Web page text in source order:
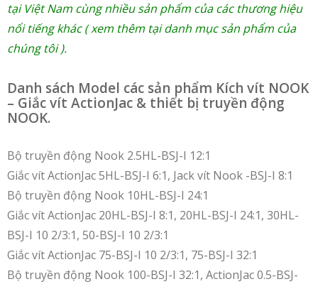
tại Việt Nam cùng nhiều sản phẩm của các thương hiệu
nổi tiếng khác ( xem thêm tại danh mục sản phẩm của
chúng tôi ).
Danh sách Model các sản phẩm Kích vít NOOK
– Giắc vít ActionJac & thiết bị truyền động
NOOK.
Bộ truyền động Nook 2.5HL-BSJ-I 12:1
Giắc vít ActionJac 5HL-BSJ-I 6:1, Jack vít Nook -BSJ-I 8:1
Bộ truyền động Nook 10HL-BSJ-I 24:1
Giắc vít ActionJac 20HL-BSJ-I 8:1, 20HL-BSJ-I 24:1, 30HL-
BSJ-I 10 2/3:1, 50-BSJ-I 10 2/3:1
Giắc vít ActionJac 75-BSJ-I 10 2/3:1, 75-BSJ-I 32:1
Bộ truyền động Nook 100-BSJ-I 32:1, ActionJac 0.5-BSJ-